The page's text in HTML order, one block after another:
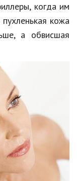
когда им
кожа
а обвисшая